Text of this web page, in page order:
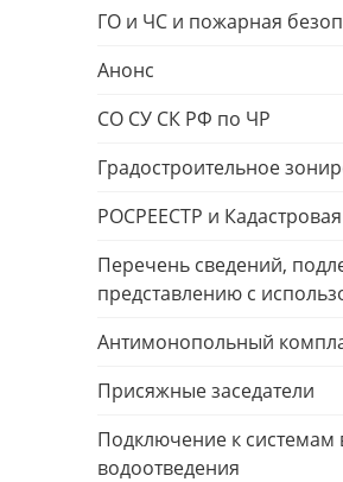
ГО и ЧС и пожарная
Анонс
СО СУ СК РФ по ЧР
Градостроительное
РОСРЕЕСТР и
Перечень сведений,
представлению с
Антимонопольный
Присяжные заседатели
Подключение к системам
водоотведения